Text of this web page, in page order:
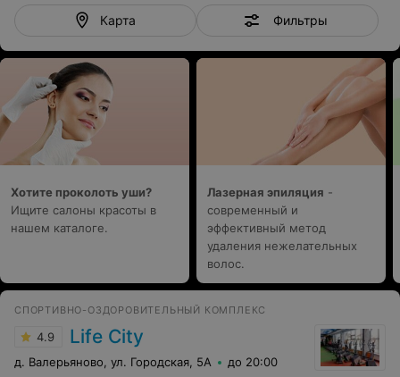
Карта Фильтры
Хотите проколоть уши?
Ищите салоны красоты в
нашем каталоге.
Лазерная эпиляция -
современный и
эффективный метод
удаления нежелательных
волос.
СПОРТИВНО-ОЗДОРОВИТЕЛЬНЫЙ КОМПЛЕКС
4.9 Life City
д. Валерьяново, ул. Городская, 5А до 20:00